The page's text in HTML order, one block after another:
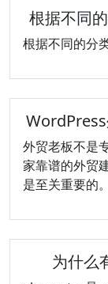
根据不同
根据不同的分
外贸老板不是
家靠谱的外贸
是至关重要的。
为什么